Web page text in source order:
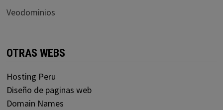
Veodominios
OTRAS WEBS
Hosting Peru
Diseño de paginas web
Domain Names